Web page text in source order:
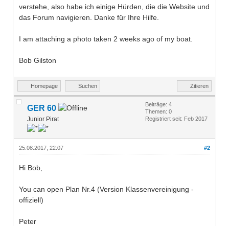
verstehe, also habe ich einige Hürden, die die Website und
das Forum navigieren. Danke für Ihre Hilfe.
I am attaching a photo taken 2 weeks ago of my boat.
Bob Gilston
Homepage Suchen Zitieren
GER 60
Junior Pirat
Beiträge: 4
Themen: 0
Registriert seit: Feb 2017
#2
25.08.2017, 22:07
Hi Bob,
You can open Plan Nr.4 (Version Klassenvereinigung -
offiziell)
Peter